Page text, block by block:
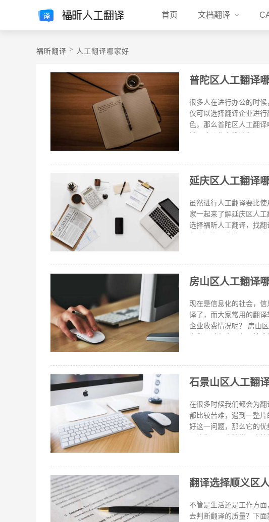
首页 文档翻译
福昕翻译 > 人工翻译哪家好
普陀区人工翻译
很多人在进行办公的时
仅可以选择翻译企业进
色，那么普陀区人工翻
公司是否有正规营业执
题是最优先考虑的问题
楚。服务流程清晰，售
面的分析可以看出普陀
延庆区人工翻译
虽然进行人工翻译要比
家一起来了解延庆区人
选择福昕人工翻译，找
服务能够做到让客户满
开题报告等内容翻译，
房山区人工翻译
现在是信息化的社会，
译了，而大家常用的翻
企业收费情况呢？ 房山
内容得到更直观的呈现
中，一般0.25元/字 0.38
质，有实力的公司在翻
候，一般就是0.25
石景山区人工翻
在很多时候我们都会为
都比较苦难，遇到一整
好这一问题，那么它的
有水印下载没有）；下
序可供使用。不管手机还
译当之无愧就成了首选
出很多契合大众需求板块
翻译选择顺义区
不管是生活还是工作方
去判断翻译的质量？下